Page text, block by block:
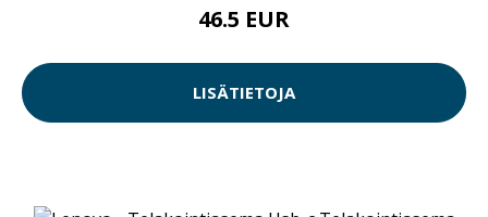
46.5 EUR
LISÄTIETOJA